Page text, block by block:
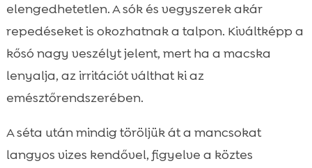
elengedhetetlen. A sók és vegyszerek akár
repedéseket is okozhatnak a talpon. Kiváltképp a
kősó nagy veszélyt jelent, mert ha a macska
lenyalja, az irritációt válthat ki az
emésztőrendszerében.
A séta után mindig töröljük át a mancsokat
langyos vizes kendővel, figyelve a köztes